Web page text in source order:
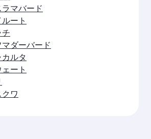
マバード
ート
チ
ダーバード
ルタ
ート
ワ